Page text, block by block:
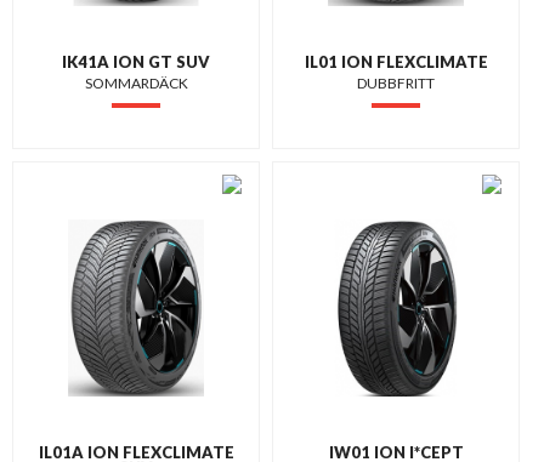
IK41A ION GT SUV
SOMMARDÄCK
IL01 ION FLEXCLIMATE
DUBBFRITT
IL01A ION FLEXCLIMATE
IW01 ION I*CEPT